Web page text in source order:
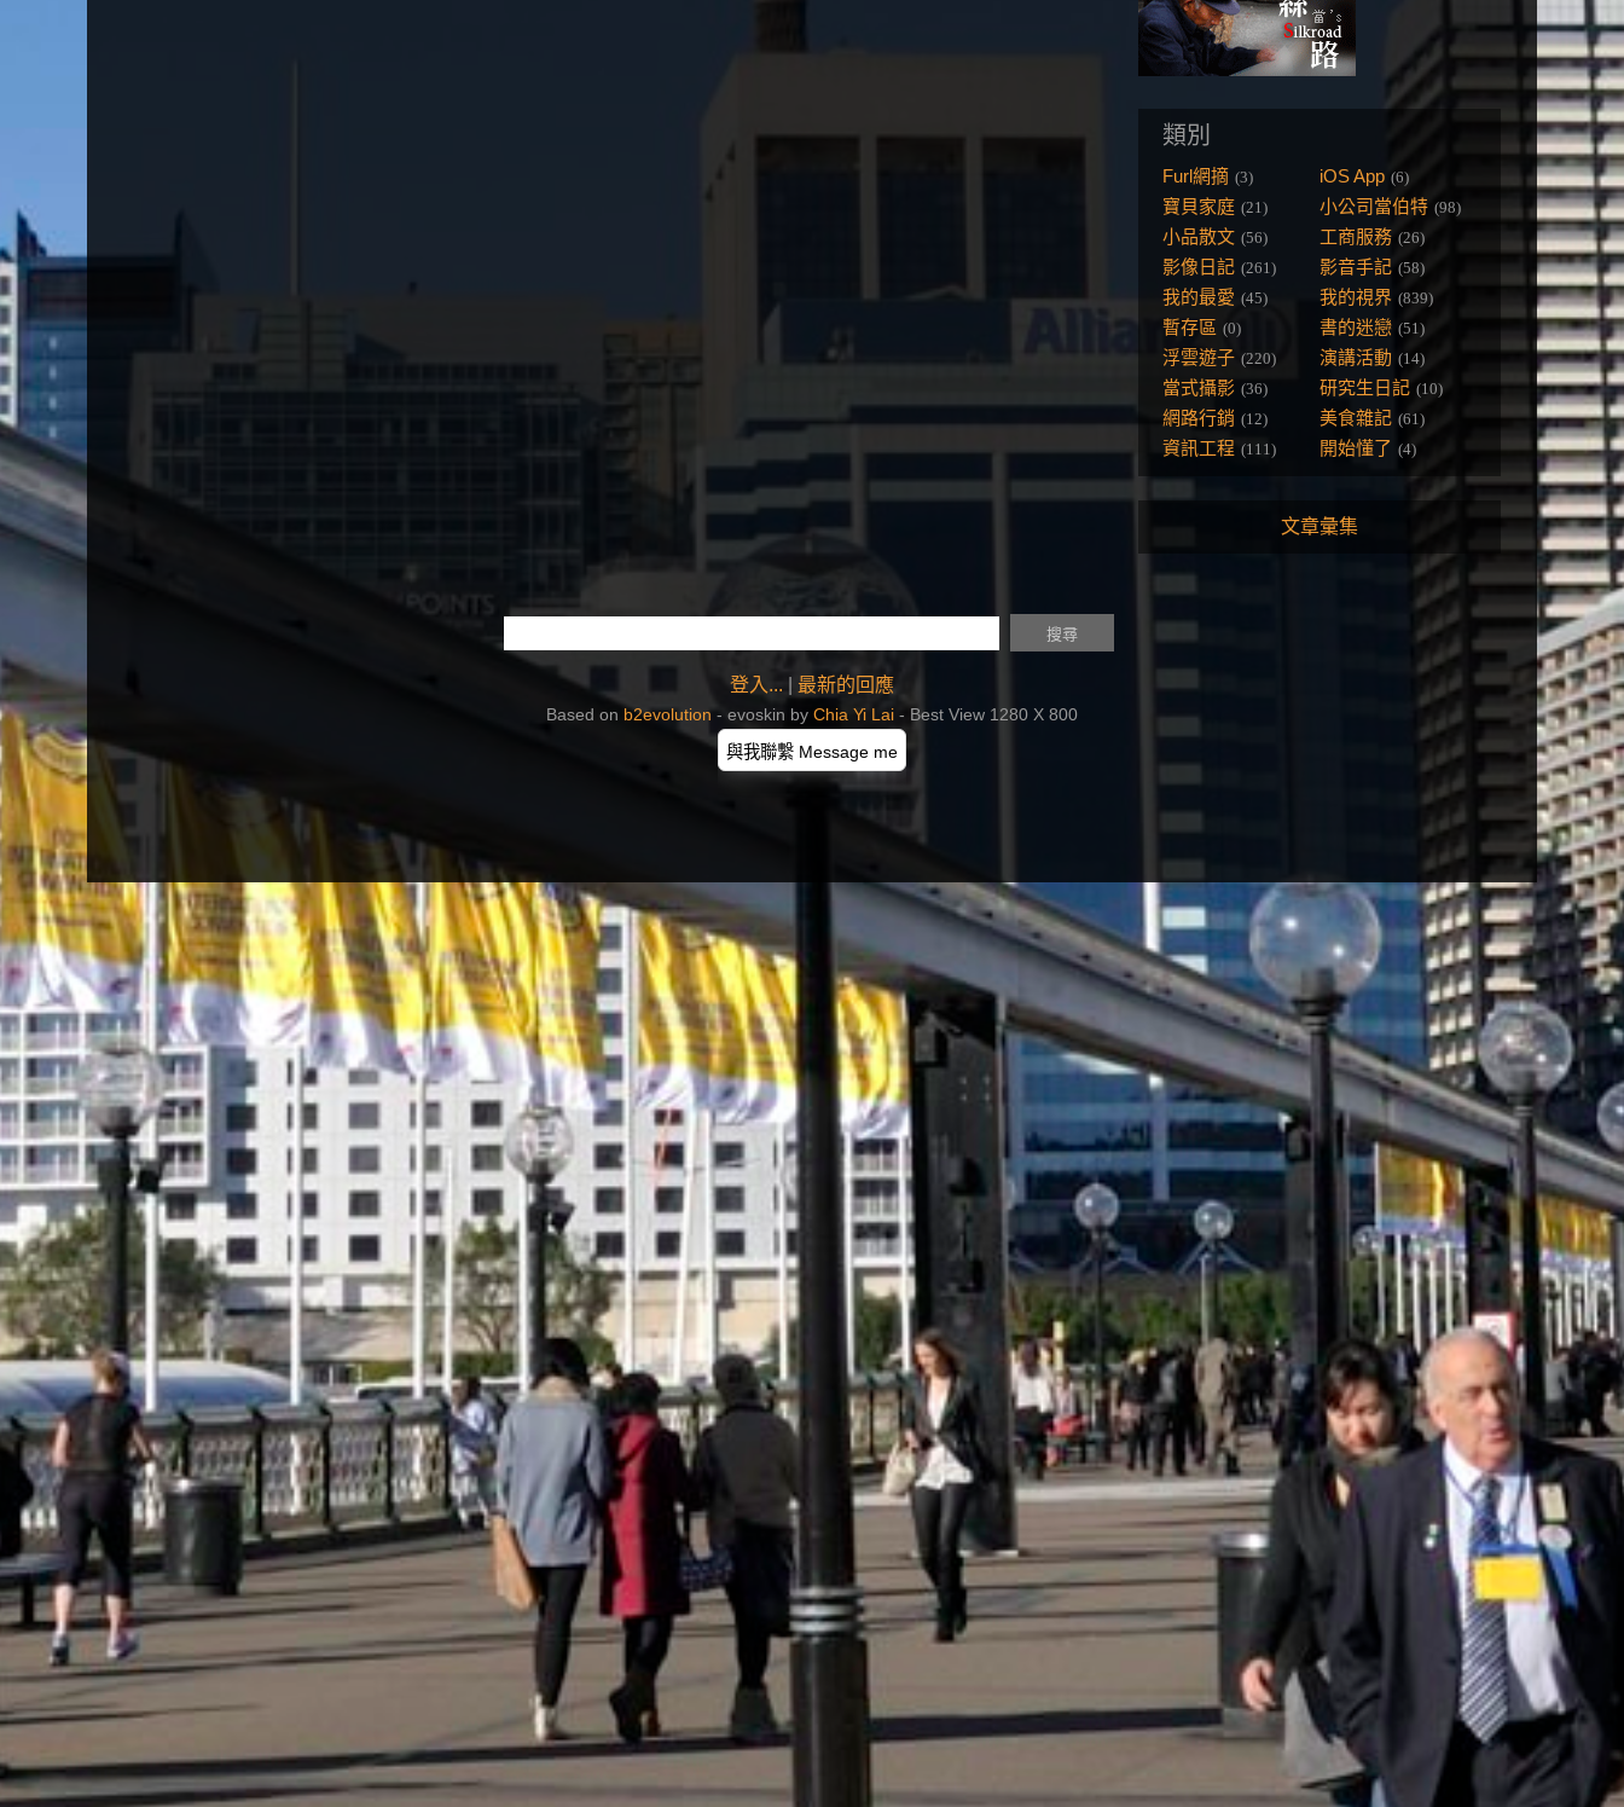
類別
Furl網摘 (3) iOS App (6)
寶貝家庭 (21) 小公司當伯特 (98)
小品散文 (56) 工商服務 (26)
影像日記 (261) 影音手記 (58)
我的最愛 (45) 我的視界 (839)
暫存區 (0) 書的迷戀 (51)
浮雲遊子 (220) 演講活動 (14)
當式攝影 (36) 研究生日記 (10)
網路行銷 (12) 美食雜記 (61)
資訊工程 (111) 開始懂了 (4)
文章彙集
登入... 最新的回應
Based on b2evolution- evoskin by Chia Yi Lai - Best View 1280 X 800
與我聯繫 Message me